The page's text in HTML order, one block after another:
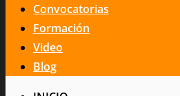
Convocatorias
Formación
Video
Blog